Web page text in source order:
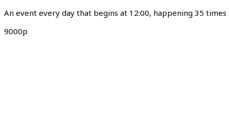
An event every day that begins at 12:00, happening 35 times
9000р